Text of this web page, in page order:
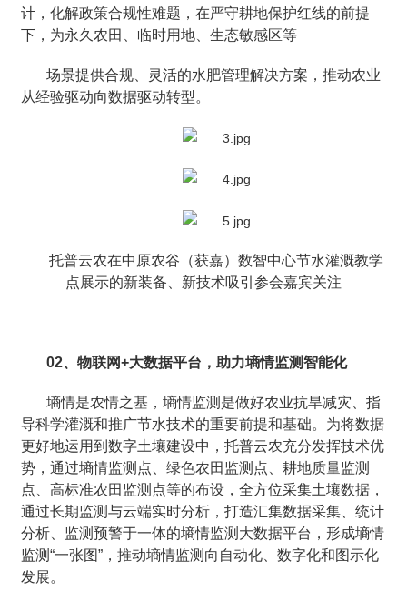
计，化解政策合规性难题，在严守耕地保护红线的前提
下，为永久农田、临时用地、生态敏感区等
场景提供合规、灵活的水肥管理解决方案，推动农业
从经验驱动向数据驱动转型。
托普云农在中原农谷（获嘉）数智中心节水灌溉教学
点展示的新装备、新技术吸引参会嘉宾关注
02、物联网+大数据平台，助力墒情监测智能化
墒情是农情之基，墒情监测是做好农业抗旱减灾、指
导科学灌溉和推广节水技术的重要前提和基础。为将数据
更好地运用到数字土壤建设中，托普云农充分发挥技术优
势，通过墒情监测点、绿色农田监测点、耕地质量监测
点、高标准农田监测点等的布设，全方位采集土壤数据，
通过长期监测与云端实时分析，打造汇集数据采集、统计
分析、监测预警于一体的墒情监测大数据平台，形成墒情
监测“一张图”，推动墒情监测向自动化、数字化和图示化
发展。